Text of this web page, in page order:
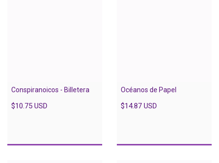
Conspiranoicos - Billetera
$10.75 USD
Océanos de Papel
$14.87 USD